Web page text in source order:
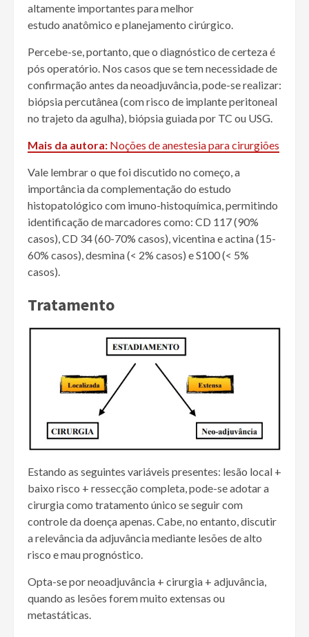
altamente importantes para melhor
estudo anatômico e planejamento cirúrgico.
Percebe-se, portanto, que o diagnóstico de certeza é
pós operatório. Nos casos que se tem necessidade de
confirmação antes da neoadjuvância, pode-se realizar:
biópsia percutânea (com risco de implante peritoneal
no trajeto da agulha), biópsia guiada por TC ou USG.
Mais da autora: Noções de anestesia para cirurgiões
Vale lembrar o que foi discutido no começo, a
importância da complementação do estudo
histopatológico com imuno-histoquímica, permitindo
identificação de marcadores como: CD 117 (90%
casos), CD 34 (60-70% casos), vicentina e actina (15-
60% casos), desmina (< 2% casos) e S100 (< 5%
casos).
Tratamento
Estando as seguintes variáveis presentes: lesão local +
baixo risco + ressecção completa, pode-se adotar a
cirurgia como tratamento único se seguir com
controle da doença apenas. Cabe, no entanto, discutir
a relevância da adjuvância mediante lesões de alto
risco e mau prognóstico.
Opta-se por neoadjuvância + cirurgia + adjuvância,
quando as lesões forem muito extensas ou
metastáticas.